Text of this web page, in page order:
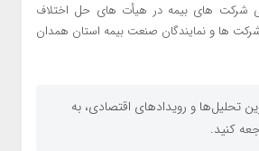
شرکت های بیمه در هیأت های حل اختلاف
ها و نمایندگان صنعت بیمه استان همدان
تحلیل‌ها و رویدادهای اقتصادی، به
کنید.